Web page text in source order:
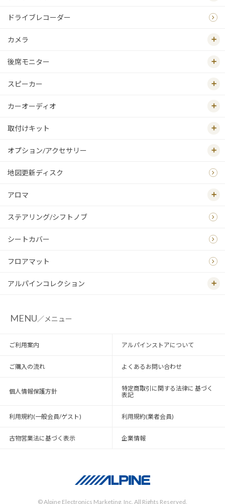
ドライブレコーダー
カメラ
後席モニター
スピーカー
カーオーディオ
取付けキット
オプション/アクセサリー
地図更新ディスク
アロマ
ステアリング/シフトノブ
シートカバー
フロアマット
アルパインコレクション
MENU／メニュー
ご利用案内 アルパインストアについて
ご購入の流れ よくあるお問い合わせ
個人情報保護方針
特定商取引に関する法律に 基づく
表記
利用規約(一般会員/ゲスト) 利用規約(業者会員)
古物営業法に基づく表示 企業情報
© Alpine Electronics Marketing, Inc. All Rights Reserved.